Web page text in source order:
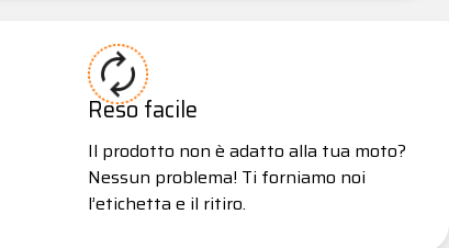
Reso facile
Il prodotto non è adatto alla tua moto?
Nessun problema! Ti forniamo noi
l’etichetta e il ritiro.